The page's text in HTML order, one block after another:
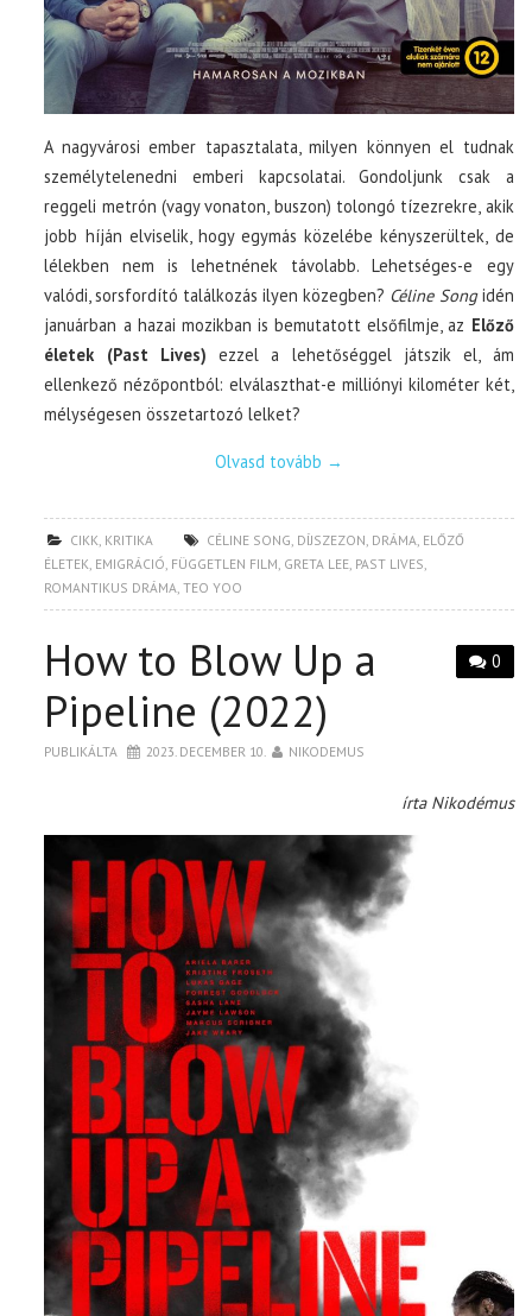
A nagyvárosi ember tapasztalata, milyen könnyen el tudnak
személytelenedni emberi kapcsolatai. Gondoljunk csak a
reggeli metrón (vagy vonaton, buszon) tolongó tízezrekre, akik
jobb híján elviselik, hogy egymás közelébe kényszerültek, de
lélekben nem is lehetnének távolabb. Lehetséges-e egy
valódi, sorsfordító találkozás ilyen közegben? Céline Songidén
januárban a hazai mozikban is bemutatott elsőfilmje, az Előző
életek (Past Lives) ezzel a lehetőséggel játszik el, ám
ellenkező nézőpontból: elválaszthat-e milliónyi kilométer két,
mélységesen összetartozó lelket?
Olvasd tovább →
CIKK KRITIKA CÉLINE SONG DÍJSZEZON DRÁMA ELŐZŐ
ÉLETEK EMIGRÁCIÓ FÜGGETLEN FILM GRETA LEE PAST LIVES
ROMANTIKUS DRÁMA ,TEO YOO
0
How to Blow Up a
Pipeline (2022)
PUBLIKÁLTA 2023. DECEMBER 10. NIKODEMUS
írta Nikodémus